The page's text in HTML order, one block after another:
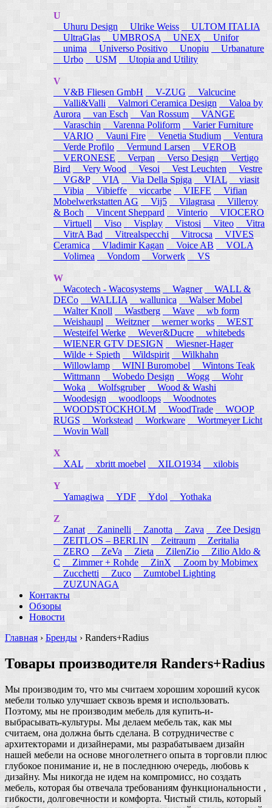
U
Uhuru Design
Ulrike Weiss
ULTOM ITALIA
UltraGlas
UMBROSA UNEX
Unifor
unima
Universo Positivo Unopiu
Urbanature
Urbo
USM Utopia and Utility
V
V&B Fliesen GmbH
V-ZUG
Valcucine
Valli&Valli
Valmori Ceramica Design
Valoa by
Aurora
van Esch Van Rossum
VANGE
Varaschin
Varenna Poliform
Varier Furniture
VARIO
Vauni Fire Venetia Studium
Ventura
Verde Profilo
Vermund Larsen
VEROB
VERONESE
Verpan Verso Design
Vertigo
Bird
Very Wood Vesoi Vest Leuchten
Vestre
VG&P
VIA Via Della Spiga VIAL
viasit
Vibia
Vibieffe viccarbe VIEFE
Vifian
Mobelwerkstatten AG
Vij5 Vilagrasa
Villeroy
& Boch
Vincent Sheppard Vinterio
VIOCERO
Virtuell
Viso Visplay Vistosi Viteo
Vitra
VitrA Bad
Vitrealspecchi Vitrocsa
VIVES
Ceramica
Vladimir Kagan Voice AB
VOLA
Volimea
Vondom Vorwerk VS
W
Wacotech - Wacosystems
Wagner
WALL &
DECo
WALLIA wallunica
Walser Mobel
Walter Knoll
Wastberg Wave
wb form
Weishaupl
Weitzner werner works
WEST
Westeifel Werke
Wever&Ducre
whitebeds
WIENER GTV DESIGN
Wiesner-Hager
Wilde + Spieth
Wildspirit
Wilkhahn
Willowlamp
WINI Buromobel
Wintons Teak
Wittmann
Wobedo Design Wogg
Wohr
Woka
Wolfsgruber
Wood & Washi
Woodesign
woodloops
Woodnotes
WOODSTOCKHOLM
WoodTrade
WOOP
RUGS
Workstead Workware
Wortmeyer Licht
Wovin Wall
X
XAL
xbritt moebel XILO1934 xilobis
Y
Yamagiwa
YDF Ydol Yothaka
Z
Zanat
Zaninelli Zanotta Zava
Zee Design
ZEITLOS – BERLIN
Zeitraum
Zeritalia
ZERO
ZeVa Zieta ZilenZio
Zilio Aldo &
C
Zimmer + Rohde ZinX
Zoom by Mobimex
Zucchetti
Zuco
Zumtobel Lighting
ZUZUNAGA
Контакты
Обзоры
Новости
Главная › Бренды › Randers+Radius
Товары производителя Randers+Radius
Мы производим то, что мы считаем хорошим хороший кусок
мебели только улучшает сквозь время и использовать.
Поэтому, мы не производим мебель для купить-и-
выбрасывать-культуры. Мы делаем мебель так, как мы
считаем, она должна быть сделана. В сотрудничестве с
архитекторами и дизайнерами, мы разрабатываем дизайн
нашей мебели на основе многолетнего опыта в торговли плюс
глубокое понимание и, не в последнюю очередь, любовь к
дизайну. Мы никогда не идем на компромисс, но создать
мебель, которая бы отвечала требованиям функциональности ,
гибкости, долговечности и комфорта. Чистый стиль, который